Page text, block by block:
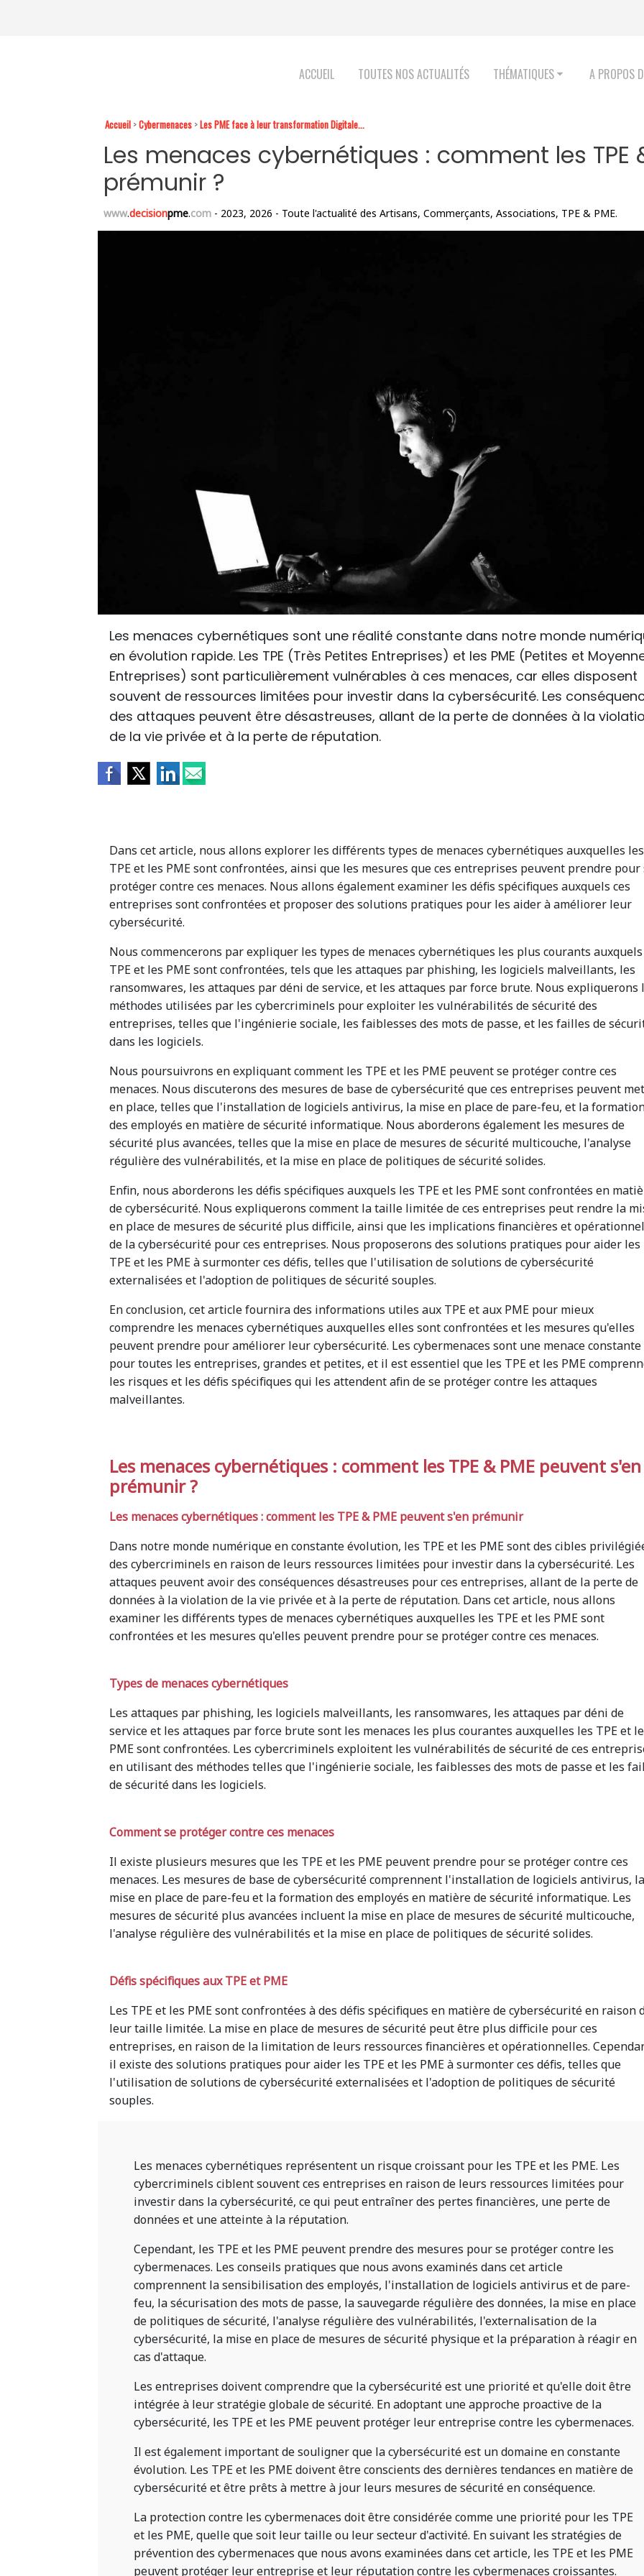
ACCUEIL TOUTES NOS ACTUALITÉS THÉMATIQUES A PROPOS
Accueil >Cybermenaces >Les PME face à leur transformation Digitale...
Les menaces cybernétiques : comment les TPE
prémunir ?
www.decisionpme.com - 2023, 2026 - Toute l'actualité des Artisans, Commerçants, Associations, TPE & PME.
Les menaces cybernétiques sont une réalité constante dans notre monde
en évolution rapide. Les TPE (Très Petites Entreprises) et les PME (Petites et
Entreprises) sont particulièrement vulnérables à ces menaces, car elles disposent
souvent de ressources limitées pour investir dans la cybersécurité. Les
des attaques peuvent être désastreuses, allant de la perte de données à la
de la vie privée et à la perte de réputation.
Dans cet article, nous allons explorer les différents types de menaces cybernétiques auxquelles les
TPE et les PME sont confrontées, ainsi que les mesures que ces entreprises peuvent prendre pour
protéger contre ces menaces. Nous allons également examiner les défis spécifiques auxquels ces
entreprises sont confrontées et proposer des solutions pratiques pour les aider à améliorer leur
cybersécurité.
Nous commencerons par expliquer les types de menaces cybernétiques les plus courants
TPE et les PME sont confrontées, tels que les attaques par phishing, les logiciels malveillants, les
ransomwares, les attaques par déni de service, et les attaques par force brute. Nous expliquerons
méthodes utilisées par les cybercriminels pour exploiter les vulnérabilités de sécurité des
entreprises, telles que l'ingénierie sociale, les faiblesses des mots de passe, et les failles de
dans les logiciels.
Nous poursuivrons en expliquant comment les TPE et les PME peuvent se protéger contre ces
menaces. Nous discuterons des mesures de base de cybersécurité que ces entreprises peuvent
en place, telles que l'installation de logiciels antivirus, la mise en place de pare-feu, et la
des employés en matière de sécurité informatique. Nous aborderons également les mesures de
sécurité plus avancées, telles que la mise en place de mesures de sécurité multicouche, l'analyse
régulière des vulnérabilités, et la mise en place de politiques de sécurité solides.
Enfin, nous aborderons les défis spécifiques auxquels les TPE et les PME sont confrontées en
de cybersécurité. Nous expliquerons comment la taille limitée de ces entreprises peut rendre la
en place de mesures de sécurité plus difficile, ainsi que les implications financières et
de la cybersécurité pour ces entreprises. Nous proposerons des solutions pratiques pour aider les
TPE et les PME à surmonter ces défis, telles que l'utilisation de solutions de cybersécurité
externalisées et l'adoption de politiques de sécurité souples.
En conclusion, cet article fournira des informations utiles aux TPE et aux PME pour mieux
comprendre les menaces cybernétiques auxquelles elles sont confrontées et les mesures qu'elles
peuvent prendre pour améliorer leur cybersécurité. Les cybermenaces sont une menace constante
pour toutes les entreprises, grandes et petites, et il est essentiel que les TPE et les PME
les risques et les défis spécifiques qui les attendent afin de se protéger contre les attaques
malveillantes.
Les menaces cybernétiques : comment les TPE & PME peuvent s'en
prémunir ?
Les menaces cybernétiques : comment les TPE & PME peuvent s'en prémunir
Dans notre monde numérique en constante évolution, les TPE et les PME sont des cibles
des cybercriminels en raison de leurs ressources limitées pour investir dans la cybersécurité. Les
attaques peuvent avoir des conséquences désastreuses pour ces entreprises, allant de la perte de
données à la violation de la vie privée et à la perte de réputation. Dans cet article, nous allons
examiner les différents types de menaces cybernétiques auxquelles les TPE et les PME sont
confrontées et les mesures qu'elles peuvent prendre pour se protéger contre ces menaces.
Types de menaces cybernétiques
Les attaques par phishing, les logiciels malveillants, les ransomwares, les attaques par déni de
service et les attaques par force brute sont les menaces les plus courantes auxquelles les TPE et
PME sont confrontées. Les cybercriminels exploitent les vulnérabilités de sécurité de ces
en utilisant des méthodes telles que l'ingénierie sociale, les faiblesses des mots de passe et les
de sécurité dans les logiciels.
Comment se protéger contre ces menaces
Il existe plusieurs mesures que les TPE et les PME peuvent prendre pour se protéger contre ces
menaces. Les mesures de base de cybersécurité comprennent l'installation de logiciels antivirus, la
mise en place de pare-feu et la formation des employés en matière de sécurité informatique. Les
mesures de sécurité plus avancées incluent la mise en place de mesures de sécurité multicouche,
l'analyse régulière des vulnérabilités et la mise en place de politiques de sécurité solides.
Défis spécifiques aux TPE et PME
Les TPE et les PME sont confrontées à des défis spécifiques en matière de cybersécurité en raison
leur taille limitée. La mise en place de mesures de sécurité peut être plus difficile pour ces
entreprises, en raison de la limitation de leurs ressources financières et opérationnelles.
il existe des solutions pratiques pour aider les TPE et les PME à surmonter ces défis, telles que
l'utilisation de solutions de cybersécurité externalisées et l'adoption de politiques de sécurité
souples.
Les menaces cybernétiques représentent un risque croissant pour les TPE et les PME. Les
cybercriminels ciblent souvent ces entreprises en raison de leurs ressources limitées pour
investir dans la cybersécurité, ce qui peut entraîner des pertes financières, une perte de
données et une atteinte à la réputation.
Cependant, les TPE et les PME peuvent prendre des mesures pour se protéger contre les
cybermenaces. Les conseils pratiques que nous avons examinés dans cet article
comprennent la sensibilisation des employés, l'installation de logiciels antivirus et de pare-
feu, la sécurisation des mots de passe, la sauvegarde régulière des données, la mise en place
de politiques de sécurité, l'analyse régulière des vulnérabilités, l'externalisation de la
cybersécurité, la mise en place de mesures de sécurité physique et la préparation à réagir en
cas d'attaque.
Les entreprises doivent comprendre que la cybersécurité est une priorité et qu'elle doit être
intégrée à leur stratégie globale de sécurité. En adoptant une approche proactive de la
cybersécurité, les TPE et les PME peuvent protéger leur entreprise contre les cybermenaces.
Il est également important de souligner que la cybersécurité est un domaine en constante
évolution. Les TPE et les PME doivent être conscients des dernières tendances en matière de
cybersécurité et être prêts à mettre à jour leurs mesures de sécurité en conséquence.
La protection contre les cybermenaces doit être considérée comme une priorité pour les TPE
et les PME, quelle que soit leur taille ou leur secteur d'activité. En suivant les stratégies de
prévention des cybermenaces que nous avons examinées dans cet article, les TPE et les PME
peuvent protéger leur entreprise et leur réputation contre les cybermenaces croissantes.